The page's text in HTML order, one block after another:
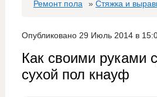
Ремонт пола » Стяжка и
Опубликовано 29 Июль 2014 в
Как своими руками
сухой пол кнауф